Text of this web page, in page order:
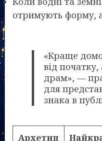
отримують форму,
«Краще
від
драм», —
для
знака в
Архетип